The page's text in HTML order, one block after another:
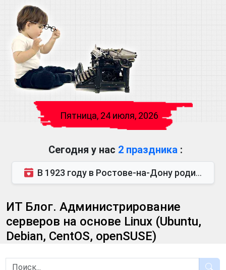
Пятница, 24 июля, 2026
Сегодня у нас 2 праздника :
В 1923 году в Ростове-на-Дону родился Виктор Михайлович Глушков. Под руководством Виктора Михайло...
ИТ Блог. Администрирование
серверов на основе Linux (Ubuntu,
Debian, CentOS, openSUSE)